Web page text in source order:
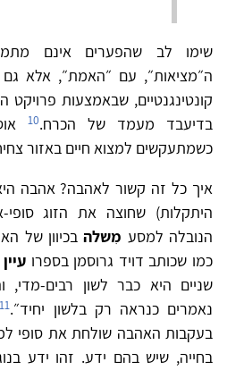
שימו לב שהפערים אינם
ה״מציאות״, עם ״האמת״, אלא
קונטינגנטיים, שבאמצעות
בדיעבד מעמד של הכרח.10
כשמתעקשים למצוא חיים באזור
איך כל זה קשור לאהבה? אהבה
היתקלות) שחוצה את הזוג
הנובלה למסע מִשלה בכיוון של
כמו שכותב דויד גרוסמן בספרו
שניים היא כבר לשון רבים-מדי,
נאמרים כנראה רק בלשון יחיד״.11
בעקבות האהבה שולחת את סופי
בחייה, שיש בהם ידע. זהו ידע